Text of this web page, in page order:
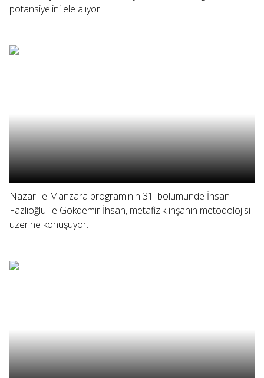
potansiyelini ele alıyor.
Nazar ile Manzara programının 31. bölümünde İhsan
Fazlıoğlu ile Gökdemir İhsan, metafizik inşanın metodolojisi
üzerine konuşuyor.